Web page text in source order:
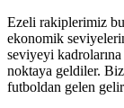
Ezeli rakiplerimiz
ekonomik
seviyeyi
noktaya geldiler.
futboldan gelen